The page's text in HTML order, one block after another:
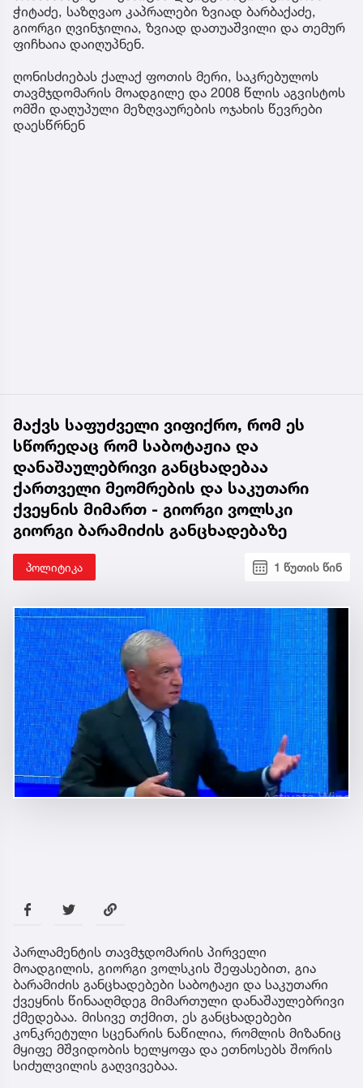
ჭიტაძე, საზღვაო კაპრალები ზვიად ბარბაქაძე,
გიორგი ღვინჯილია, ზვიად დათუაშვილი და თემურ
ფიჩხაია დაიღუპნენ.
ღონისძიებას ქალაქ ფოთის მერი, საკრებულოს
თავმჯდომარის მოადგილე და 2008 წლის აგვისტოს
ომში დაღუპული მეზღვაურების ოჯახის წევრები
დაესწრნენ
მაქვს საფუძველი ვიფიქრო, რომ ეს
სწორედაც რომ საბოტაჟია და
დანაშაულებრივი განცხადებაა
ქართველი მეომრების და საკუთარი
ქვეყნის მიმართ - გიორგი ვოლსკი
გიორგი ბარამიძის განცხადებაზე
პოლიტიკა 1 წუთის წინ
პარლამენტის თავმჯდომარის პირველი
მოადგილის, გიორგი ვოლსკის შეფასებით, გია
ბარამიძის განცხადებები საბოტაჟი და საკუთარი
ქვეყნის წინააღმდეგ მიმართული დანაშაულებრივი
ქმედებაა. მისივე თქმით, ეს განცხადებები
კონკრეტული სცენარის ნაწილია, რომლის მიზანიც
მყიფე მშვიდობის ხელყოფა და ეთნოსებს შორის
სიძულვილის გაღვივებაა.